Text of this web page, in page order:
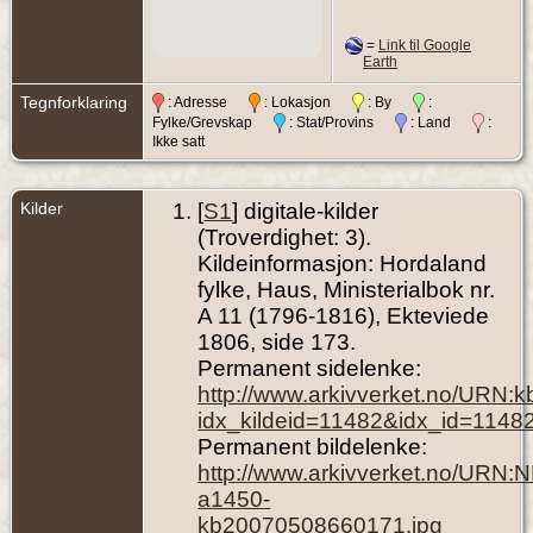
= Link til Google
Earth
Tegnforklaring : Adresse : Lokasjon : By
:
Fylke/Grevskap
: Stat/Provins : Land
:
Ikke satt
Kilder [S1] digitale-kilder
(Troverdighet: 3).
Kildeinformasjon: Hordaland
fylke, Haus, Ministerialbok nr.
A 11 (1796-1816), Ekteviede
1806, side 173.
Permanent sidelenke:
http://www.arkivverket.no/
Permanent bildelenke:
http://www.arkivverket.no/
a1450-
kb20070508660171.jpg